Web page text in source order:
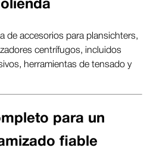
de accesorios para plansichters,
centrífugos, incluidos
herramientas de tensado y
para un
fiable